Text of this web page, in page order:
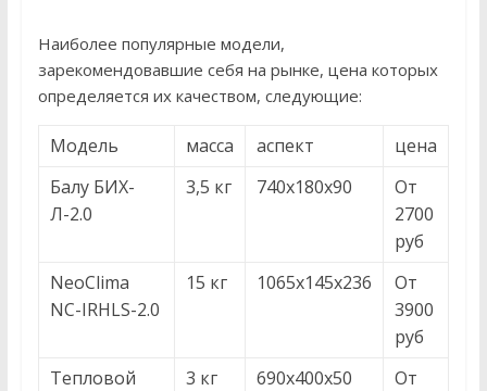
Наиболее популярные модели,
зарекомендовавшие себя на рынке, цена которых
определяется их качеством, следующие:
Модель масса аспект
цена
Балу БИХ-
Л-2.0
3,5 кг 740x180x90
От
2700
руб
NeoClima
NC-IRHLS-2.0
15 кг 1065x145x236
От
3900
руб
Тепловой
3 кг 690x400x50
От